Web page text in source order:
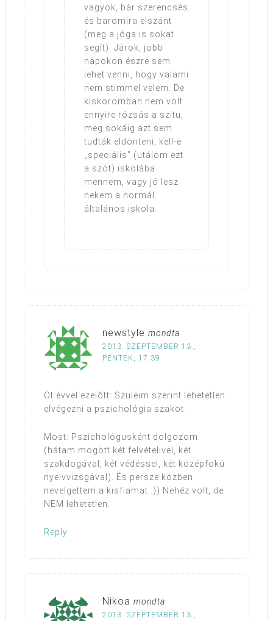
vagyok, bár szerencsés
és baromira elszánt
(meg a jóga is sokat
segít). Járok, jobb
napokon észre sem
lehet venni, hogy valami
nem stimmel velem. De
kiskoromban nem volt
ennyire rózsás a szitu,
meg sokáig azt sem
tudták eldönteni, kell-e
„speciális” (utálom ezt
a szót) iskolába
mennem, vagy jó lesz
nekem a normál
általános iskola.
newstyle mondta
2013. SZEPTEMBER 13.,
PÉNTEK, 17:39
Öt évvel ezelőtt: Szüleim szerint lehetetlen
elvégezni a pszichológia szakot.
Most: Pszichológusként dolgozom
(hátam mögött két felvételivel, két
szakdogával, két védéssel, két középfokú
nyelvvizsgával). És persze közben
nevelgettem a kisfiamat.:)) Nehéz volt, de
NEM lehetetlen.
Reply
Nikoa mondta
2013. SZEPTEMBER 13.,